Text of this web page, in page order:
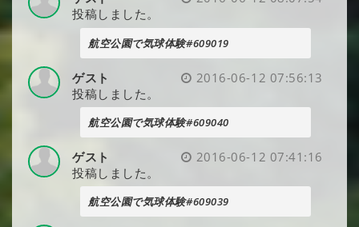
投稿しました。
航空公園で気球体験#609019
2016-06-12 07:56:13
ゲスト
投稿しました。
航空公園で気球体験#609040
2016-06-12 07:41:16
ゲスト
投稿しました。
航空公園で気球体験#609039